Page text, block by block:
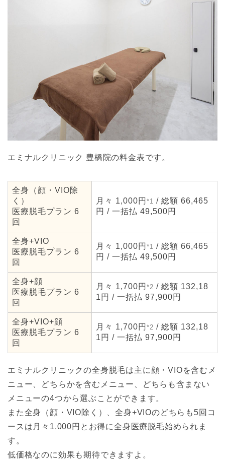
エミナルクリニック 豊橋院の料金表です。
全身（顔・VIO除
く）
医療脱毛プラン 6
回
月々 1,000円 *1 / 総額 66,465
円 / 一括払 49,500円
全身+VIO
医療脱毛プラン 6
回
月々 1,000円 *1 / 総額 66,465
円 / 一括払 49,500円
全身+顔
医療脱毛プラン 6
回
月々 1,700円 *2 / 総額 132,18
1円 / 一括払 97,900円
全身+VIO+顔
医療脱毛プラン 6
回
月々 1,700円 *2 / 総額 132,18
1円 / 一括払 97,900円
エミナルクリニックの全身脱毛は主に顔・VIOを含むメ
ニュー、どちらかを含むメニュー、どちらも含まない
メニューの4つから選ぶことができます。
また全身（顔・VIO除く）、全身+VIOのどちらも5回コ
ースは月々1,000円とお得に全身医療脱毛始められま
す。
低価格なのに効果も期待できますよ。